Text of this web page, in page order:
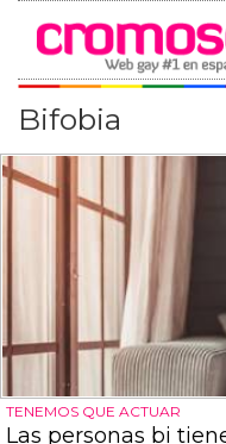
Bifobia
TENEMOS QUE ACTUAR
Las personas bi